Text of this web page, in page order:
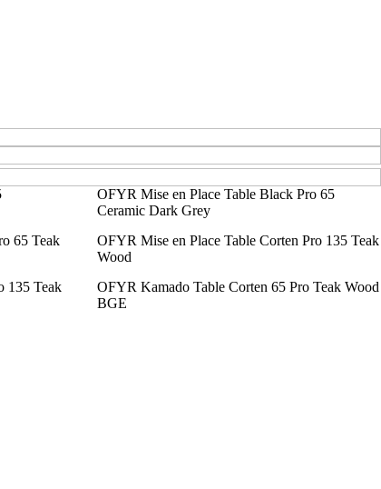
OFYR Mise en Place Table Black Pro 65
Ceramic Dark Grey
65 Teak
OFYR Mise en Place Table Corten Pro 135 Teak
Wood
135 Teak
OFYR Kamado Table Corten 65 Pro Teak Wood
BGE